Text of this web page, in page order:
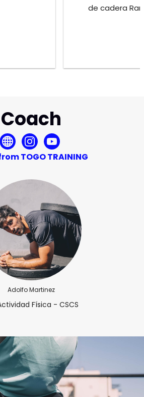
de cadera
Coach
TOGO TRAINING
Adolfo Martinez
Física - CSCS